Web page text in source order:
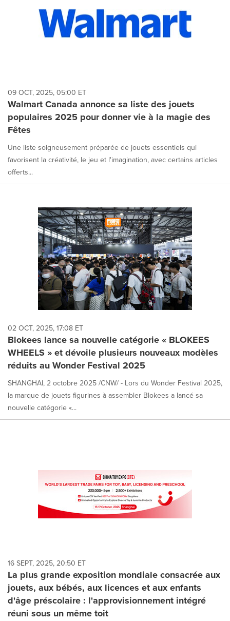
09 OCT, 2025, 05:00 ET
Walmart Canada annonce sa liste des jouets
populaires 2025 pour donner vie à la magie des
Fêtes
Une liste soigneusement préparée de jouets essentiels qui
favorisent la créativité, le jeu et l'imagination, avec certains articles
offerts...
02 OCT, 2025, 17:08 ET
Blokees lance sa nouvelle catégorie « BLOKEES
WHEELS » et dévoile plusieurs nouveaux modèles
réduits au Wonder Festival 2025
SHANGHAI, 2 octobre 2025 /CNW/ - Lors du Wonder Festival 2025,
la marque de jouets figurines à assembler Blokees a lancé sa
nouvelle catégorie «...
16 SEPT, 2025, 20:50 ET
La plus grande exposition mondiale consacrée aux
jouets, aux bébés, aux licences et aux enfants
d'âge préscolaire : l'approvisionnement intégré
réuni sous un même toit